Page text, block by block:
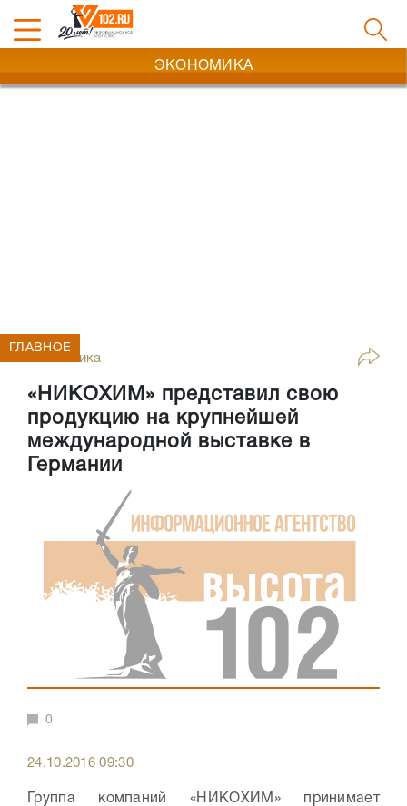
ЭКОНОМИКА
Экономика
«НИКОХИМ» представил свою
продукцию на крупнейшей
международной выставке в
Германии
ГЛАВНОЕ
0
24.10.2016 09:30
Группа компаний «НИКОХИМ» принимает